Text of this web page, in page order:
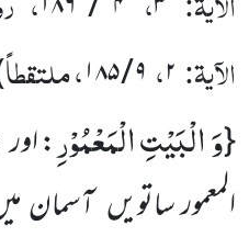
الآیۃ: ۲، ۹ / ۱۸۵ ، ملتقطاً
{وَ الْبَیْتِ الْمَعْمُوْرِ:
المعمور ساتویں